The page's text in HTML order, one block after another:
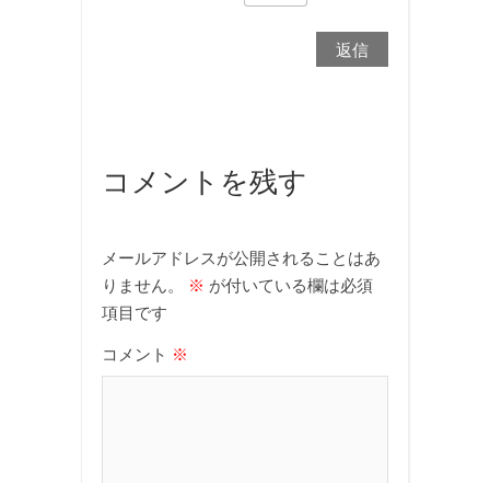
返信
コメントを残す
メールアドレスが公開されることはあ
りません。
※ が付いている欄は必須
項目です
コメント ※